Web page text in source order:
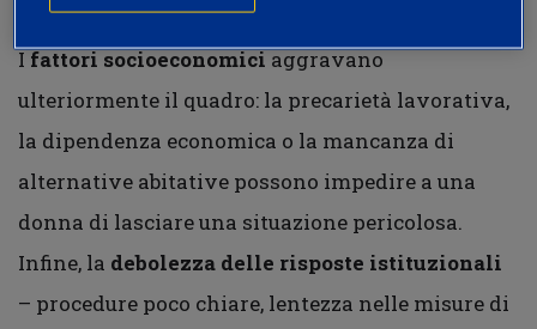
Ifattori socioeconomiciaggravano
ulteriormente il quadro: la precarietà lavorativa,
la dipendenza economica o la mancanza di
alternative abitative possono impedire a una
donna di lasciare una situazione pericolosa.
Infine, la debolezza delle risposte istituzionali
– procedure poco chiare, lentezza nelle misure di